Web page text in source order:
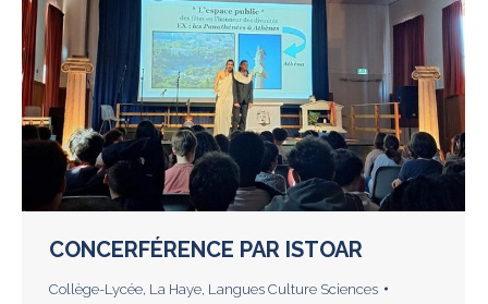
CONCERFÉRENCE PAR ISTOAR
Collège-Lycée, La Haye, Langues Culture Sciences